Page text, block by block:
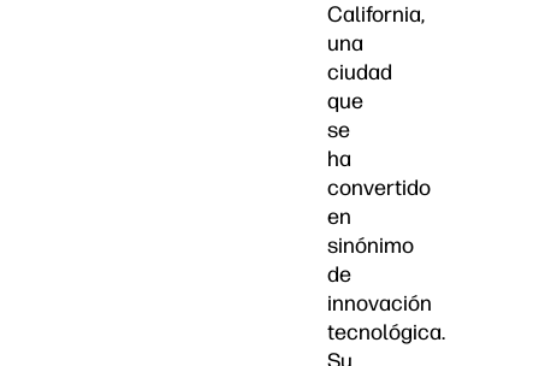
California,
una
ciudad
que
se
ha
convertido
en
sinónimo
de
innovación
tecnológica.